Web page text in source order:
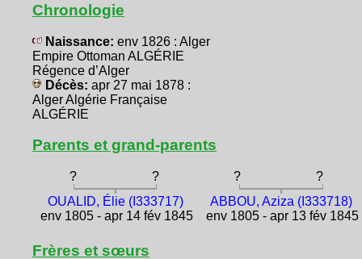
Chronologie
Naissance: env 1826 : Alger
Empire Ottoman ALGÉRIE
Régence d’Alger
Décès: apr 27 mai 1878 :
Alger Algérie Française
ALGÉRIE
Parents et grand-parents
? ? ?
?
OUALID, Élie (I333717)
env 1805 - apr 14 fév 1845
ABBOU, Aziza (I333718)
env 1805 - apr 13 fév 1845
Frères et sœurs